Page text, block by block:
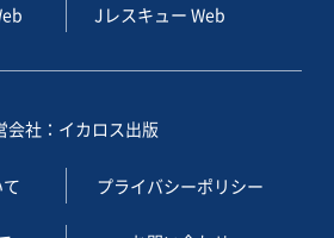
Jレスキュー Web
会社：イカロス出版
プライバシーポリシー